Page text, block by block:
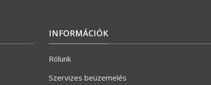
INFORMÁCIÓK
Rólunk
Szervizes beüzemelés